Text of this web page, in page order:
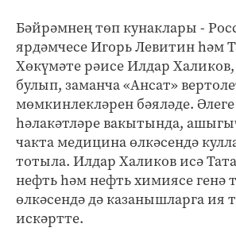
Бәйрәмнең төп кунак­лары -
ярдәмчесе Игорь Левитин һәм
Хөкүмәте рәисе Илдар
булып, заманча «Ансат»
мөмкинлекләрен бәяләде.
һәлакәтләре вакытында,
чакта медицина өлкәсендә
тотыла. Илдар Халиков исә
нефть һәм нефть химиясе генә
өлкәсендә дә казанышларга ия
искәртте.